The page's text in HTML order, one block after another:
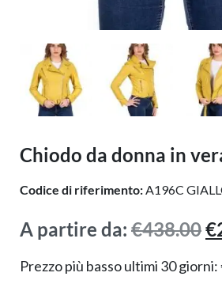
Chiodo da donna in
Codice di riferimento:A196C
A partire da: €438.00€
Prezzo più basso ultimi 30 giorni: